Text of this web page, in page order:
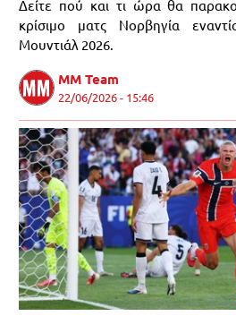
Δείτε πού και τι ώρα θα
κρίσιμο ματς Νορβηγία
Μουντιάλ 2026.
MM Team
22/06/2026 - 15:46